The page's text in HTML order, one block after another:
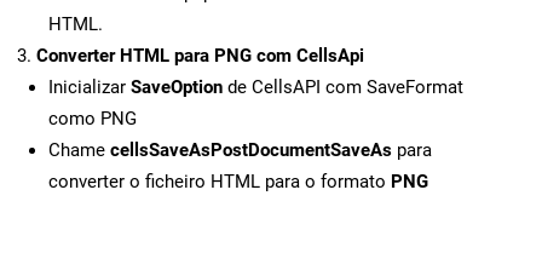
HTML.
Converter HTML para PNG com CellsApi
Inicializar SaveOption de CellsAPI com SaveFormat
como PNG
Chame cellsSaveAsPostDocumentSaveAs para
converter o ficheiro HTML para o formato PNG